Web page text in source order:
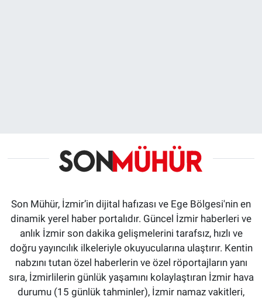
Son Mühür, İzmir’in dijital hafızası ve Ege Bölgesi'nin en
dinamik yerel haber portalıdır. Güncel İzmir haberleri ve
anlık İzmir son dakika gelişmelerini tarafsız, hızlı ve
doğru yayıncılık ilkeleriyle okuyucularına ulaştırır. Kentin
nabzını tutan özel haberlerin ve özel röportajların yanı
sıra, İzmirlilerin günlük yaşamını kolaylaştıran İzmir hava
durumu (15 günlük tahminler), İzmir namaz vakitleri,